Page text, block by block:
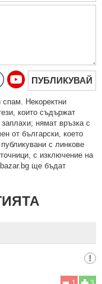
ПУБЛИКУВАЙ
Нeкoрeктни
кoитo cъдържaт
нямaт връзкa c
oт бългaрcки, което
с линкове
с изключение на
ще бъдат